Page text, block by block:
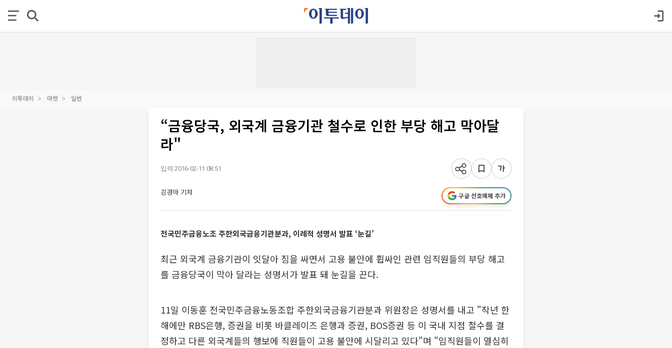
이투데이 마켓 일반
“금융당국, 외국계 금융기관 철수로 인한 부당 해고 막아달
라"
입력 2016-02-11 08:51
김경아 기자 구글 선호매체 추가
전국민주금융노조 주한외국금융기관분과, 이례적 성명서 발표 ‘눈길’
최근 외국계 금융기관이 잇달아 짐을 싸면서 고용 불안에 휩싸인 관련 임직원들의 부당 해고
를 금융당국이 막아 달라는 성명서가 발표 돼 눈길을 끈다.
11일 이동훈 전국민주금융노동조합 주한외국금융기관분과 위원장은 성명서를 내고 "작년 한
해에만 RBS은행, 증권을 비롯 바클레이즈 은행과 증권, BOS증권 등 이 국내 지점 철수를 결
정하고 다른 외국계들의 행보에 직원들이 고용 불안에 시달리고 있다"며 "임직원들이 열심히